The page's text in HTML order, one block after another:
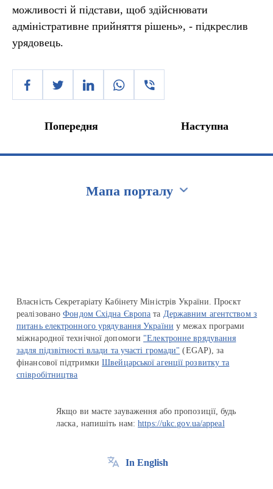
можливості й підстави, щоб здійснювати
адміністративне прийняття рішень», - підкреслив
урядовець.
Попередня Наступна
Мапа порталу
Власність Секретаріату Кабінету Міністрів України. Проєкт
реалізованоФондом Східна Європа та Державним агентством з
питань електронного урядування України у межах програми
міжнародної технічної допомоги "Електронне врядування
задля підзвітності влади та участі громади" (EGAP), за
фінансової підтримкиШвейцарської агенції розвитку та
співробітництва
Якщо ви маєте зауваження або пропозиції, будь
ласка, напишіть нам:https://ukc.gov.ua/appeal
In English